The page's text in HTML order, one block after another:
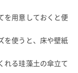
を用意しておくと便
を使うと、床や壁紙
れる珪藻土の傘立て